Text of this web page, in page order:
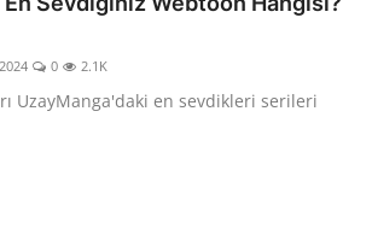
0 2.1K
UzayManga'daki en sevdikleri serileri